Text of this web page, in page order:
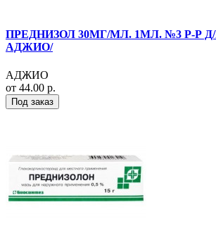
ПРЕДНИЗОЛ 30МГ/МЛ. 1МЛ. №3 Р-Р
АДЖИО/
АДЖИО
от 44.00 р.
Под заказ